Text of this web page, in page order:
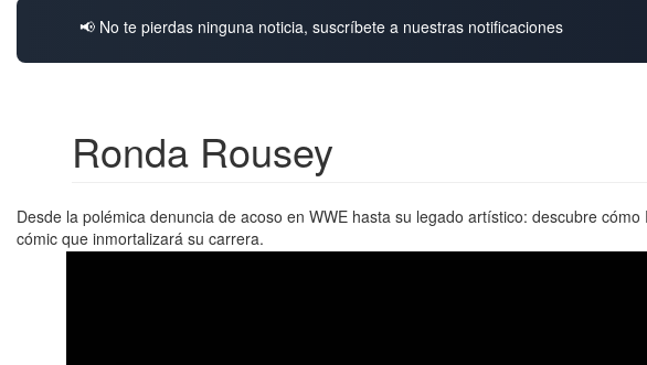
📢 No te pierdas ninguna noticia, suscríbete a nuestras notificaciones
Ronda Rousey
Desde la polémica denuncia de acoso en WWE hasta su legado artístico: descubre
cómic que inmortalizará su carrera.